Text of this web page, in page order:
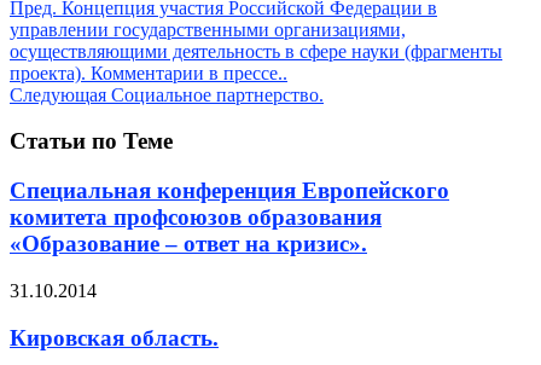
Пред. Концепция участия Российской Федерации в
управлении государственными организациями,
осуществляющими деятельность в сфере науки (фрагменты
проекта). Комментарии в прессе..
Следующая Социальное партнерство.
Статьи по Теме
Специальная конференция Европейского
комитета профсоюзов образования
«Образование – ответ на кризис».
31.10.2014
Кировская область.